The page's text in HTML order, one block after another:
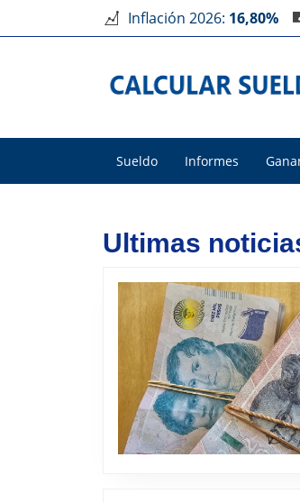
Inflación 2026: 16,80%
Sueldo Informes
Ultimas